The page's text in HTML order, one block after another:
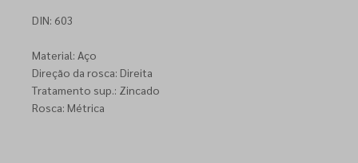
DIN: 603
Material: Aço
Direção da rosca: Direita
Tratamento sup.: Zincado
Rosca: Métrica